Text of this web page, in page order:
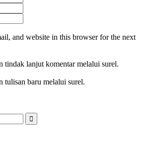
and website in this browser for the next
tindak lanjut komentar melalui surel.
tulisan baru melalui surel.